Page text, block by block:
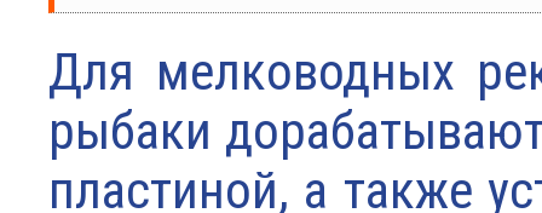
Для мелководных
рыбаки
пластиной, а также